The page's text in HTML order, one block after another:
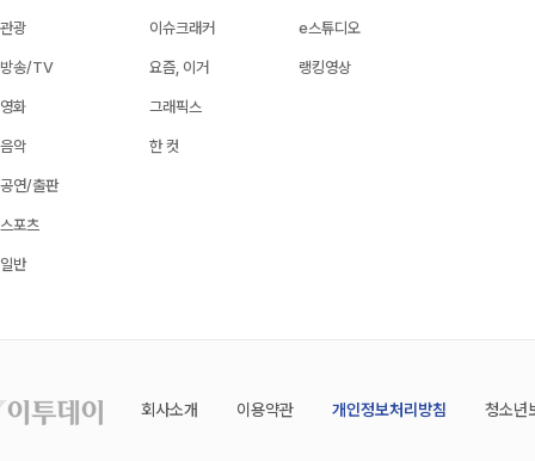
관광
방송/TV
영화
음악
공연/출판
스포츠
일반
이슈크래커
요즘, 이거
그래픽스
한 컷
e스튜디오
랭킹영상
회사소개 이용약관 개인정보처리방침 청소년